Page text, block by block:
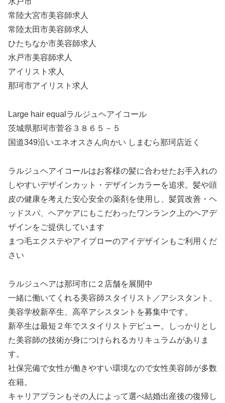
常陸大宮市美容師求人
常陸太田市美容師求人
ひたちなか市美容師求人
水戸市美容師求人
アイリスト求人
那珂市アイリスト求人
Large hair equalラルジュヘアイコール
茨城県那珂市菅谷３８６５－５
国道349沿いエネオスさん向かい しまむら那珂店近く
ラルジュヘアイコールはお客様の髪に合わせたお手入れの
しやすいデザインカット・デザインカラーを追求。髪や頭
皮の健康を考えた安心安全の薬剤を使用し、髪質改善・ヘ
ッドスパ、ヘアケアにもこだわったワンランク上のヘアデ
ザインをご提供しています
まつ毛エクステやアイブローのアイデザインもご利用くだ
さい
ラルジュヘアは那珂市に２店舗を展開中
一緒に働いてくれる美容師スタイリスト／アシスタント、
美容学校新卒生、高卒アシスタントを募集中です。
新卒生は最短２年でスタイリストデビュー。しっかりとし
た美容師の技術が身につけられるカリキュラムがありま
す。
社保完備で女性が働きやすい環境なので女性美容師が多数
在籍。
キャリアプランもその人によって選べ結婚出産後の復帰し